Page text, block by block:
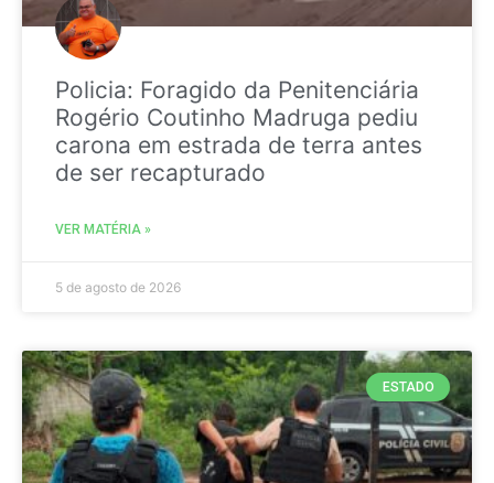
Policia: Foragido da Penitenciária
Rogério Coutinho Madruga pediu
carona em estrada de terra antes
de ser recapturado
VER MATÉRIA »
5 de agosto de 2026
ESTADO